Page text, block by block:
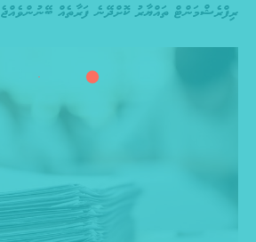
ރިފްރެޝްމަންޓް ތައްޔާރު ކޮށްދޭނެ ފަރާތެއް ބޭނުންވެއްޖެ